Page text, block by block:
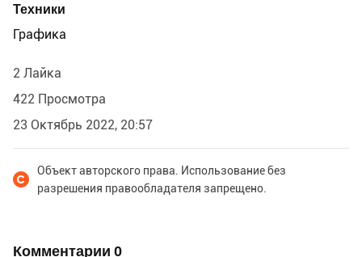
Техники
Графика
2 Лайка
422 Просмотра
23 Октябрь 2022, 20:57
Объект авторского права. Использование без
разрешения правообладателя запрещено.
Комментарии 0